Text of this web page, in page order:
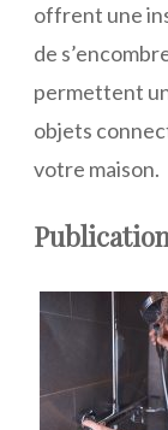
offrent une
de
permettent
objets
votre maison.